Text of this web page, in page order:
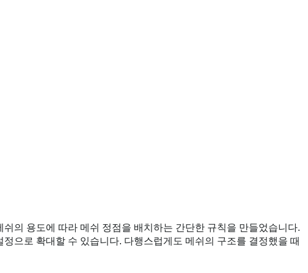
의 용도에 따라 메쉬 정점을 배치하는 간단한 규칙을 만들었습니다.
으로 확대할 수 있습니다. 다행스럽게도 메쉬의 구조를 결정했을 때